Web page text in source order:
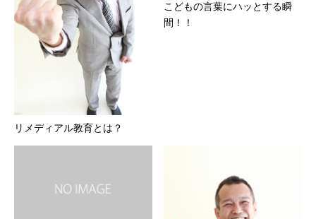
リメディアル教育とは？
こどもの言葉にハッとする瞬
間！！